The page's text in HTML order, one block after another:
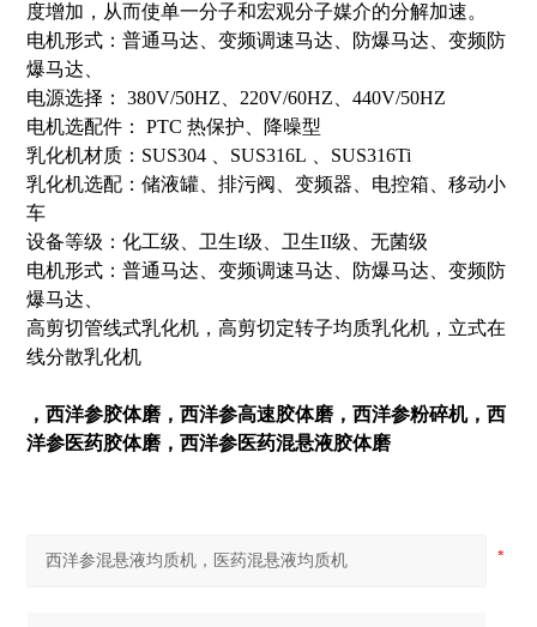
度增加，从而使单一分子和宏观分子媒介的分解加速。
电机形式：普通马达、变频调速马达、防爆马达、变频防
爆马达、
电源选择：
380V/50HZ、220V/60HZ、440V/50HZ
电机选配件：
PTC 热保护、降噪型
乳化机材质：SUS304
、SUS316L
、SUS316Ti
乳化机选配：储液罐、排污阀、变频器、电控箱、移动小
车
设备等级：化工级、卫生I级、卫生II级、无菌级
电机形式：普通马达、变频调速马达、防爆马达、变频防
爆马达、
高剪切管线式乳化机，高剪切定转子均质乳化机，立式在
线分散乳化机
，西洋参胶体磨，西洋参高速胶体磨，西洋参粉碎机，西
洋参医药胶体磨，西洋参医药混悬液胶体磨